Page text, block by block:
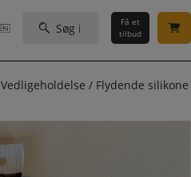
efter:
Få et
tilbud
Vedligeholdelse / Flydende silikone